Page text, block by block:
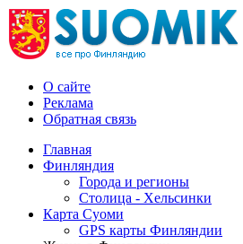
О сайте
Реклама
Обратная связь
Главная
Финляндия
Города и регионы
Столица - Хельсинки
Карта Суоми
GPS карты Финляндии